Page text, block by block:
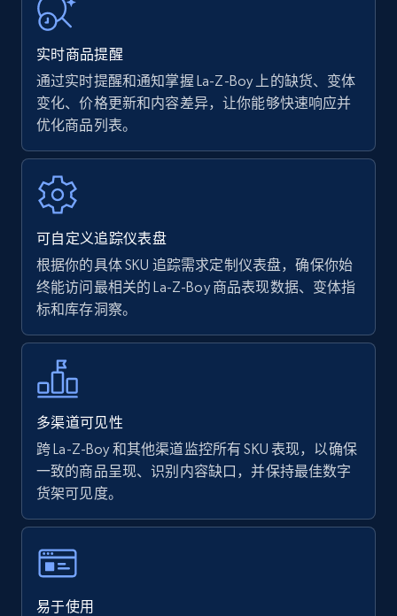
URL, Product name, Product rating, Product
rating object, Product rating max, Rating,
Author name, Asin, and more.
7.4K+ 870+ 立即开始
Walmart - products
Specifications, Image urls, Top reviews, and
more.
5.6K+
Walmart - products - Find new products by
using specific category URL
URL, Final price, Sku, Currency, Gtin,
Specifications, Image urls, Top reviews, and
more.
实时商品提醒
通过实时提醒和通知掌握 La-Z-Boy 上的缺货、变体
变化、价格更新和内容差异，让你能够快速响应并
优化商品列表。
可自定义追踪仪表盘
根据你的具体 SKU 追踪需求定制仪表盘，确保你始
终能访问最相关的 La-Z-Boy 商品表现数据、变体指
标和库存洞察。
多渠道可见性
跨 La-Z-Boy 和其他渠道监控所有 SKU 表现，以确保
一致的商品呈现、识别内容缺口，并保持最佳数字
货架可见度。
易于使用